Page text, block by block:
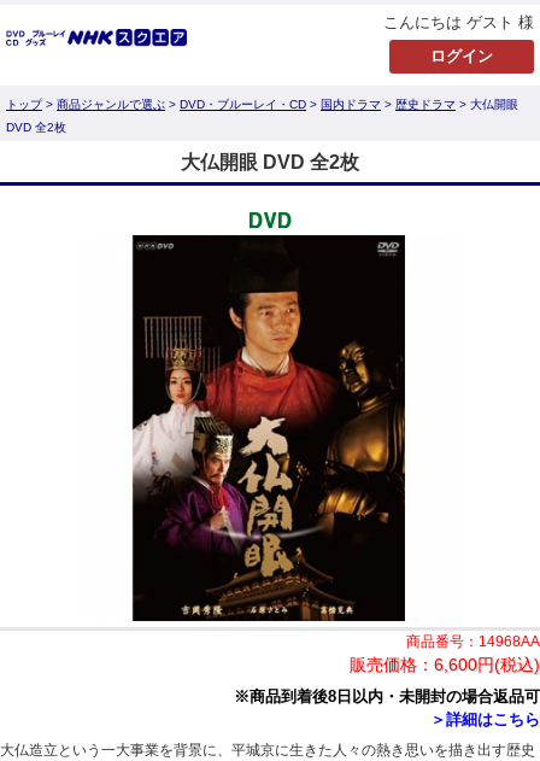
こんにちは ゲスト 様
トップ> 商品ジャンルで選ぶ > DVD・ブルーレイ・CD > 国内ドラマ > 歴史ドラマ > 大仏開眼
DVD 全2枚
大仏開眼 DVD 全2枚
商品番号：14968AA
販売価格： 6,600円(税込)
※商品到着後8日以内・未開封の場合返品可
＞詳細はこちら
大仏造立という一大事業を背景に、平城京に生きた人々の熱き思いを描き出す歴史